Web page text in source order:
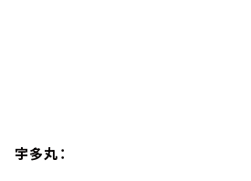
宇多丸：